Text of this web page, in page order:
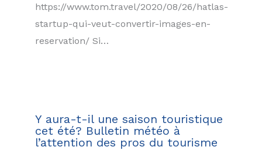
https://www.tom.travel/2020/08/26/hatlas-
startup-qui-veut-convertir-images-en-
reservation/ Si…
Y aura-t-il une saison touristique
cet été? Bulletin météo à
l’attention des pros du tourisme